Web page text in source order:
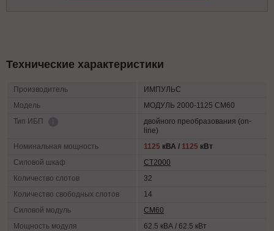
Технические характеристики
Производитель
ИМПУЛЬС
Модель
МОДУЛЬ 2000-1125 СМ60
Тип ИБП
двойного преобразования (on-
line)
Номинальная мощность
1125 кВА / 1125 кВт
Силовой шкаф
СТ2000
Количество слотов
32
Количество свободных слотов
14
Силовой модуль
СМ60
Мощность модуля
62.5 кВА / 62.5 кВт